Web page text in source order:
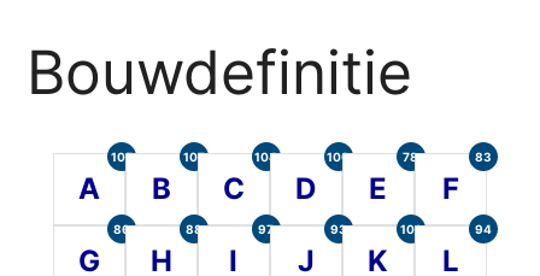
Bouwdefinitie
A
105
B
107
C
104
D
100
E
78
F
83
G
86
H
88
I
97
J
93
K
101
L
94